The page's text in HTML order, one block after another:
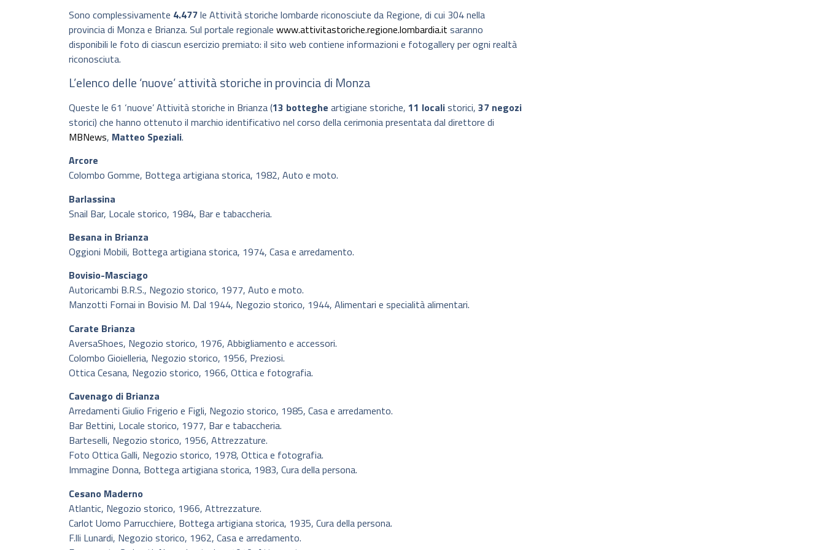
Sono complessivamente 4.477le Attività storiche lombarde riconosciute da Regione, di cui 304 nella
provincia di Monza e Brianza. Sul portale regionale www.attivitastoriche.regione.lombardia.it saranno
disponibili le foto di ciascun esercizio premiato: il sito web contiene informazioni e fotogallery per ogni realtà
riconosciuta.
L’elenco delle ‘nuove’ attività storiche in provincia di Monza
Queste le 61 ‘nuove’ Attività storiche in Brianza (13 botteghe artigiane storiche, 11 localistorici, 37 negozi
storici) che hanno ottenuto il marchio identificativo nel corso della cerimonia presentata dal direttore di
MBNews, Matteo Speziali.
Arcore
Colombo Gomme, Bottega artigiana storica, 1982, Auto e moto.
Barlassina
Snail Bar, Locale storico, 1984, Bar e tabaccheria.
Besana in Brianza
Oggioni Mobili, Bottega artigiana storica, 1974, Casa e arredamento.
Bovisio-Masciago
Autoricambi B.R.S., Negozio storico, 1977, Auto e moto.
Manzotti Fornai in Bovisio M. Dal 1944, Negozio storico, 1944, Alimentari e specialità alimentari.
Carate Brianza
AversaShoes, Negozio storico, 1976, Abbigliamento e accessori.
Colombo Gioielleria, Negozio storico, 1956, Preziosi.
Ottica Cesana, Negozio storico, 1966, Ottica e fotografia.
Cavenago di Brianza
Arredamenti Giulio Frigerio e Figli, Negozio storico, 1985, Casa e arredamento.
Bar Bettini, Locale storico, 1977, Bar e tabaccheria.
Barteselli, Negozio storico, 1956, Attrezzature.
Foto Ottica Galli, Negozio storico, 1978, Ottica e fotografia.
Immagine Donna, Bottega artigiana storica, 1983, Cura della persona.
Cesano Maderno
Atlantic, Negozio storico, 1966, Attrezzature.
Carlot Uomo Parrucchiere, Bottega artigiana storica, 1935, Cura della persona.
F.lli Lunardi, Negozio storico, 1962, Casa e arredamento.